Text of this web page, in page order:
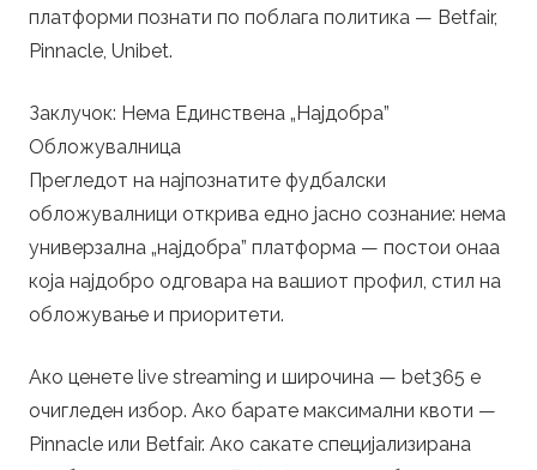
платформи познати по поблага политика — Betfair,
Pinnacle, Unibet.
Заклучок: Нема Единствена „Најдобра”
Обложувалница
Прегледот на најпознатите фудбалски
обложувалници открива едно јасно сознание: нема
универзална „најдобра” платформа — постои онаа
која најдобро одговара на вашиот профил, стил на
обложување и приоритети.
Ако ценете live streaming и широчина — bet365 е
очигледен избор. Ако барате максимални квоти —
Pinnacle или Betfair. Ако сакате специјализирана